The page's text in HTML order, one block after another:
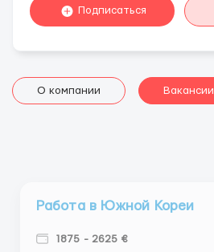
Подписаться
О компании Вакансии
Работа в Южной Кореи
1875 - 2625 €